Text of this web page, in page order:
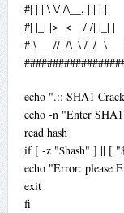
#| | | \ \/ /\__, | | | |
#| |_| |> < / /| |_| |
# \___//_/\_\ /_/
echo ".:: SHA1
echo -n "Enter
read hash
if [ -z "$hash" ] || [
echo "Error: please
exit
fi